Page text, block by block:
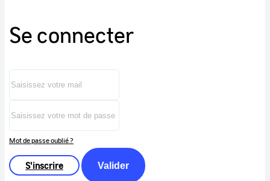
Se connecter
Mot de passe oublié ?
S'inscrire Valider